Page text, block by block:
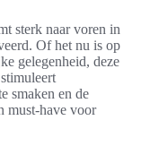
sterk naar voren in
Of het nu is op
gelegenheid, deze
smaken en de
must-have voor